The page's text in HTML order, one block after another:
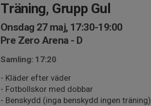
Träning, Grupp Gul
Onsdag 27 maj, 17:30-19:00
Pre Zero Arena - D
Samling: 17:20
- Kläder efter väder
- Fotbollskor med dobbar
- Benskydd (inga benskydd ingen träning)